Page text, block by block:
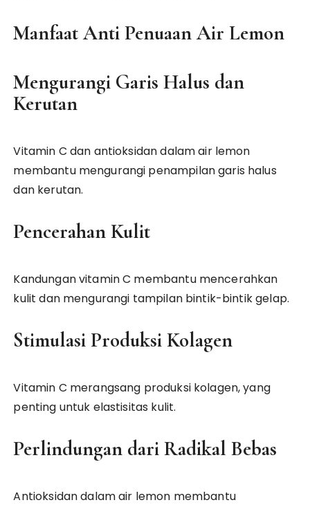
Manfaat Anti Penuaan Air Lemon
Mengurangi Garis Halus dan
Kerutan
Vitamin C dan antioksidan dalam air lemon
membantu mengurangi penampilan garis halus
dan kerutan.
Pencerahan Kulit
Kandungan vitamin C membantu mencerahkan
kulit dan mengurangi tampilan bintik-bintik gelap.
Stimulasi Produksi Kolagen
Vitamin C merangsang produksi kolagen, yang
penting untuk elastisitas kulit.
Perlindungan dari Radikal Bebas
Antioksidan dalam air lemon membantu